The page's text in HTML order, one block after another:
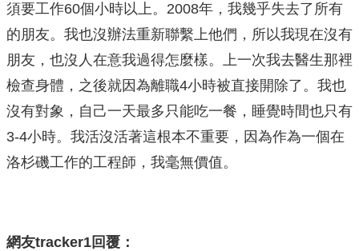
須要工作60個小時以上。2008年，我幾乎失去了所有
的朋友。我也沒辦法重新聯繫上他們，所以我現在沒有
朋友，也沒人在意我過得怎麼樣。上一次我去醫生那裡
檢查身體，之後就因為離職4小時被直接開除了。我也
沒有對象，自己一天最多只能吃一餐，睡覺時間也只有
3-4小時。我活沒活著這根本不重要，因為作為一個在
洛杉磯工作的工程師，我毫無價值。
網友tracker1回覆：